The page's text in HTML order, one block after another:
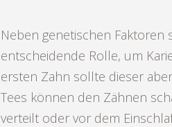
Neben genetischen Faktoren
entscheidende Rolle, um
ersten Zahn sollte dieser
Tees können den Zähnen
verteilt oder vor dem